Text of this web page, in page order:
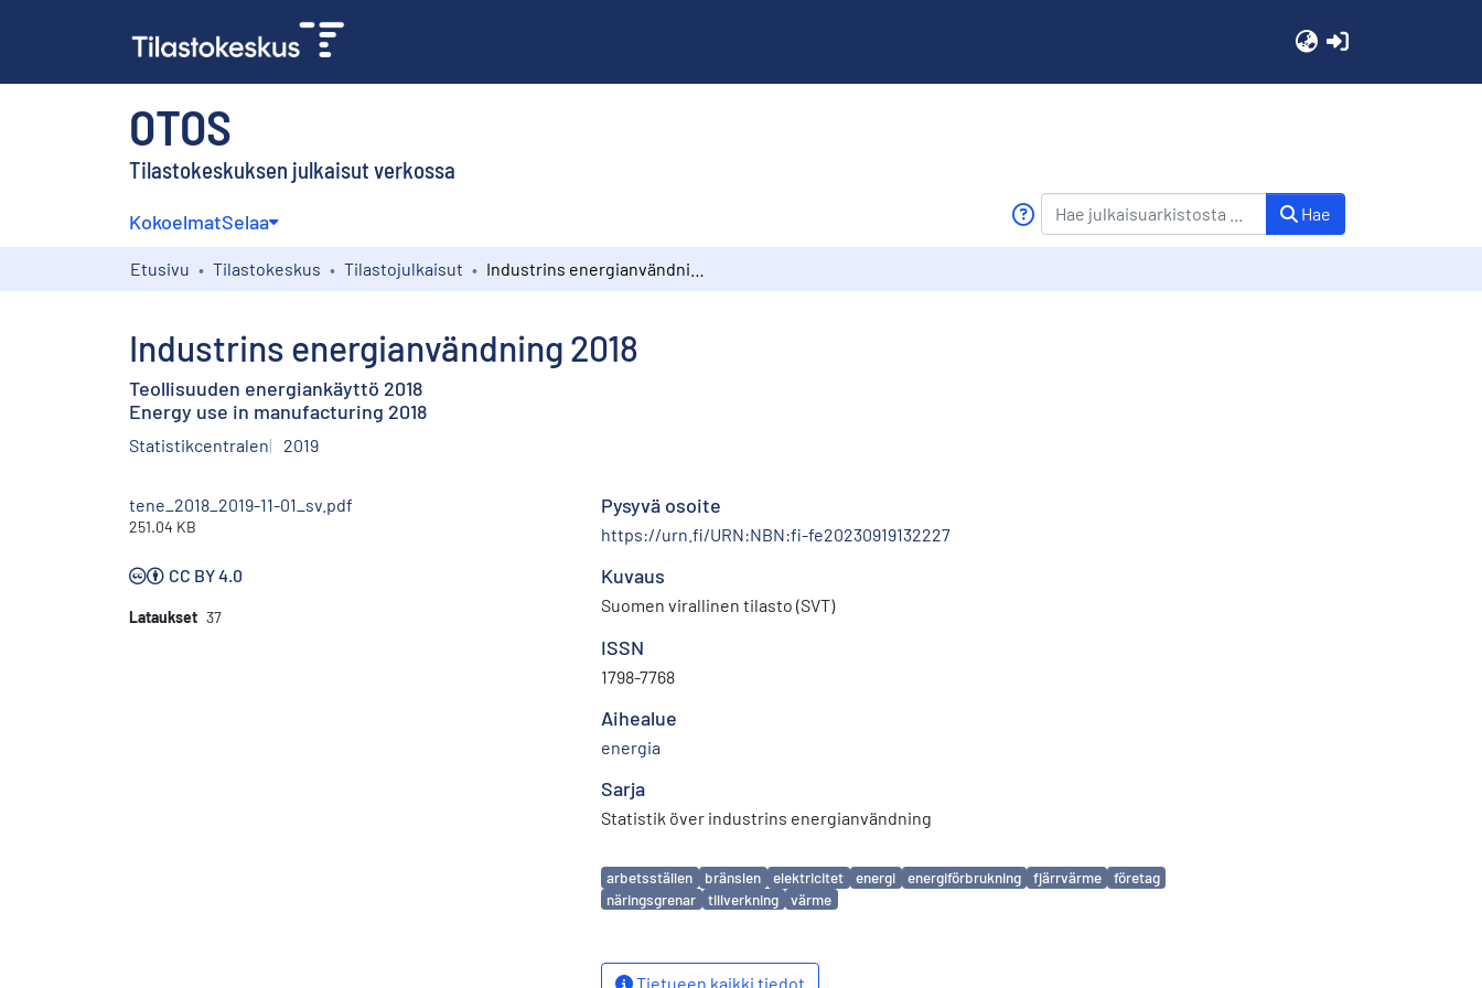
OTOS
Tilastokeskuksen julkaisut verkossa
KokoelmatSelaa Hae
Etusivu Tilastokeskus Tilastojulkaisut
Industrins energianvändning 2018
Teollisuuden energiankäyttö 2018
Energy use in manufacturing 2018
Statistikcentralen 2019
tene_2018_2019-11-01_sv.pdf
251.04 KB
CC BY 4.0
Lataukset 37
Pysyvä osoite
https://urn.fi/URN:NBN:fi-fe20230919132227
Kuvaus
Suomen virallinen tilasto (SVT)
ISSN
1798-7768
Aihealue
energia
Sarja
Statistik över industrins energianvändning
Avainsanat
arbetsställen bränslen elektricitet energi energiförbrukning fjärrvärme
företag
näringsgrenar
tillverkning värme
Tietueen kaikki tiedot